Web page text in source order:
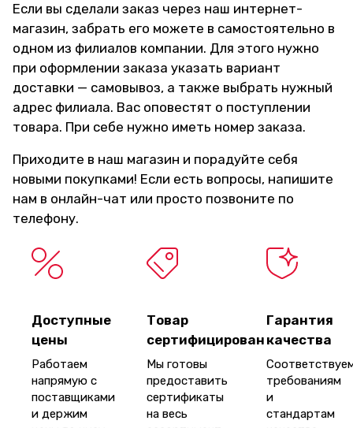
Если вы сделали заказ через наш интернет-
магазин, забрать его можете в самостоятельно в
одном из филиалов компании. Для этого нужно
при оформлении заказа указать вариант
доставки — самовывоз, а также выбрать нужный
адрес филиала. Вас оповестят о поступлении
товара. При себе нужно иметь номер заказа.
Приходите в наш магазин и порадуйте себя
новыми покупками! Если есть вопросы, напишите
нам в онлайн-чат или просто позвоните по
телефону.
Доступные
цены
Работаем
напрямую с
поставщиками
и держим
Товар
сертифицирован
Мы готовы
предоставить
сертификаты
на весь
Гарантия
качества
требованиям
и
стандартам